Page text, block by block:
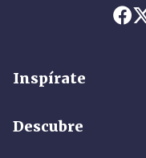
Inspírate
Descubre